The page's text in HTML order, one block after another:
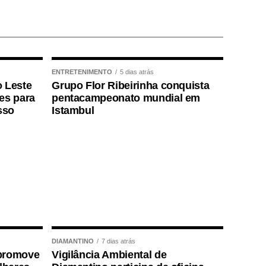
Leste
para
ENTRETENIMENTO 5 dias atrás
Grupo Flor Ribeirinha conquista
pentacampeonato mundial em
Istambul
DIAMANTINO 7 dias atrás
Vigilância Ambiental de